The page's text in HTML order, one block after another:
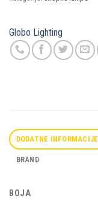
Globo Lighting
DODATNE INFORMACIJE
BRAND
BOJA